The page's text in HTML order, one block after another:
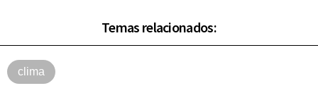
Temas relacionados:
clima